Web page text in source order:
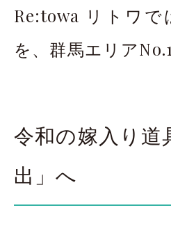
Re:towa リトワ
を、群馬エリア
令和の嫁入り道
出」へ